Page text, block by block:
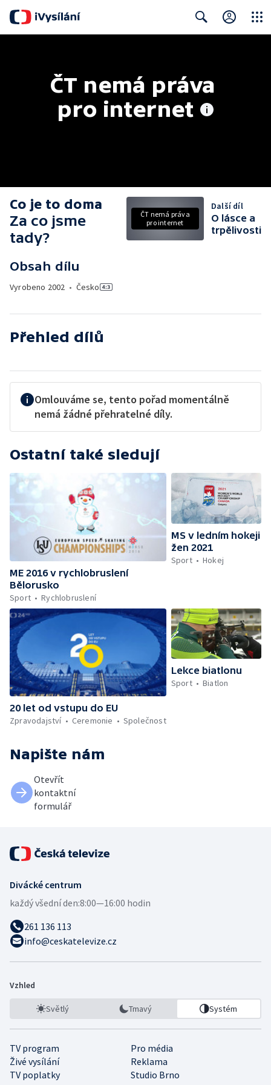
ČT nemá práva
pro internet
Co je to doma
Za co jsme
tady?
Obsah dílu
Vyrobeno 2002 • Česko
ČT nemá práva
pro internet
Další díl
O lásce a
trpělivosti
Přehled dílů
Omlouváme se, tento pořad momentálně
nemá žádné přehratelné díly.
Ostatní také sledují
ME 2016 v rychlobruslení
Bělorusko
Sport
Rychlobruslení
MS v ledním hokeji
žen 2021
Sport
Hokej
20 let od vstupu do EU
Zpravodajství
Ceremonie Společnost
Lekce biatlonu
Sport
Biatlon
Napište nám
Otevřít
kontaktní
formulář
Divácké centrum
každý všední den:8:00—16:00 hodin
261 136 113
info@ceskatelevize.cz
Vzhled
Světlý Tmavý Systém
TV program
Pro média
Živé vysílání
Reklama
TV poplatky
Studio Brno